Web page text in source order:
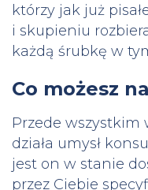
którzy jak już
i skupieniu
każdą śrubkę w
Co możesz
Przede wszystkim
działa umysł
jest on w stanie
przez Ciebie